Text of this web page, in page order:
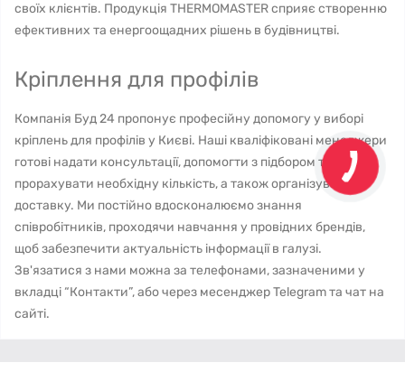
своїх клієнтів. Продукція THERMOMASTER сприяє створенню
ефективних та енергоощадних рішень в будівництві.
Кріплення для профілів
Компанія Буд 24 пропонує професійну допомогу у виборі
кріплень для профілів у Києві. Наші кваліфіковані менеджери
готові надати консультації, допомогти з підбором товару,
прорахувати необхідну кількість, а також організувати
доставку. Ми постійно вдосконалюємо знання
співробітників, проходячи навчання у провідних брендів,
щоб забезпечити актуальність інформації в галузі.
Зв'язатися з нами можна за телефонами, зазначеними у
вкладці “Контакти”, або через месенджер Telegram та чат на
сайті.